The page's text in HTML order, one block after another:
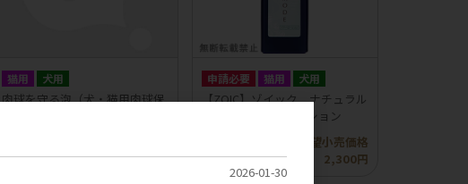
猫用 犬用
肉球を守る泡（犬・猫用肉球保
2,800円
申請必要 猫用 犬用
【ZOIC】ゾイック ナチュラル
モード イヤーローション
メーカー希望小売価格
2,300円
2026-01-30